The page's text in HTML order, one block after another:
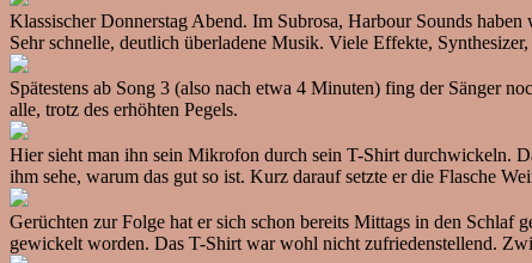
Klassischer Donnerstag Abend. Im Subrosa, Harbour Sounds
Sehr schnelle, deutlich überladene Musik. Viele Effekte,
Spätestens ab Song 3 (also nach etwa 4 Minuten) fing der Sänger
alle, trotz des erhöhten Pegels.
Hier sieht man ihn sein Mikrofon durch sein T-Shirt durchwickeln.
ihm sehe, warum das gut so ist. Kurz darauf setzte er die Flasche
Gerüchten zur Folge hat er sich schon bereits Mittags in den
gewickelt worden. Das T-Shirt war wohl nicht zufriedenstellend.